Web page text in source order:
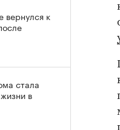
вернулся к
стала
в